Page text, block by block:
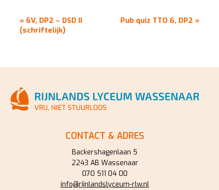
EVENEMENT
NAVIGATIE
« 6V, DP2 – DSD II
(schriftelijk)
Pub quiz TTO 6, DP2 »
CONTACT & ADRES
Backershagenlaan 5
2243 AB Wassenaar
070 511 04 00
info@rijnlandslyceum-rlw.nl